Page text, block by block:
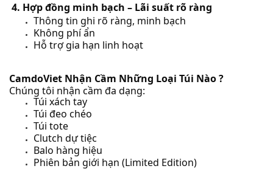
4. Hợp đồng minh bạch – Lãi suất rõ ràng
Thông tin ghi rõ ràng, minh bạch
Không phí ẩn
Hỗ trợ gia hạn linh hoạt
CamdoViet Nhận Cầm Những Loại Túi Nào ?
Chúng tôi nhận cầm đa dạng:
Túi xách tay
Túi đeo chéo
Túi tote
Clutch dự tiệc
Balo hàng hiệu
Phiên bản giới hạn (Limited Edition)